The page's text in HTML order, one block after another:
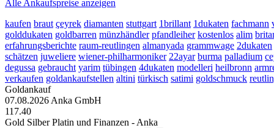
Alle Ankaufspreise anzeigen
kaufen braut çeyrek diamanten stuttgart 1brillant 1dukaten fachmann
golddukaten goldbarren münzhändler pfandleiher kostenlos alim
erfahrungsberichte raum-reutlingen almanyada grammwage 2dukaten
schätzen juweliere wiener-philharmoniker 22ayar burma palladium
degussa gebraucht yarim tübingen 4dukaten modelleri heilbronn
verkaufen goldankaufstellen altini türkisch satimi goldschmuck
Goldankauf
07.08.2026 Anka GmbH
117.40
Gold Silber Platin und Finanzen - Anka